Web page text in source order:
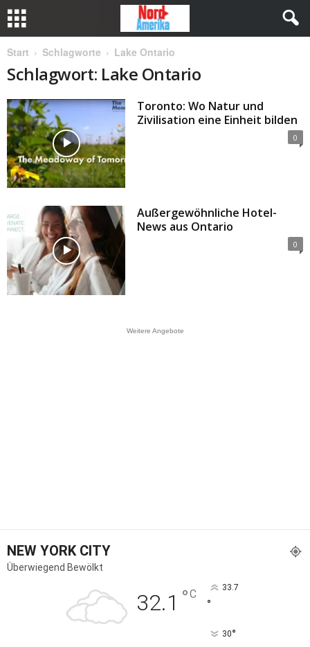
Start Schlagworte Lake Ontario
Schlagwort: Lake Ontario
Toronto: Wo Natur und
Zivilisation eine Einheit bilden
0
Außergewöhnliche Hotel-
News aus Ontario
0
Weitere Angebote
NEW YORK CITY
Überwiegend Bewölkt
32.1 °C 33.7
°
30°